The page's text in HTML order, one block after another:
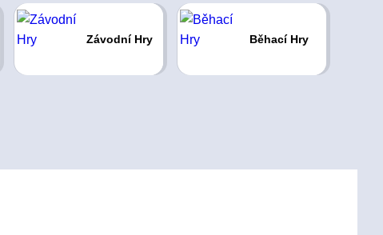
Závodní Hry Běhací Hry